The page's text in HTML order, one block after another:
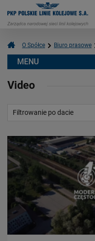
O Spółce Biuro prasowe
Video
Filtrowanie po dacie
MENU
Aktualności
Multimedia
Video
Logotypy
O PKP Polskich Liniach
Czym się zajmujemy?